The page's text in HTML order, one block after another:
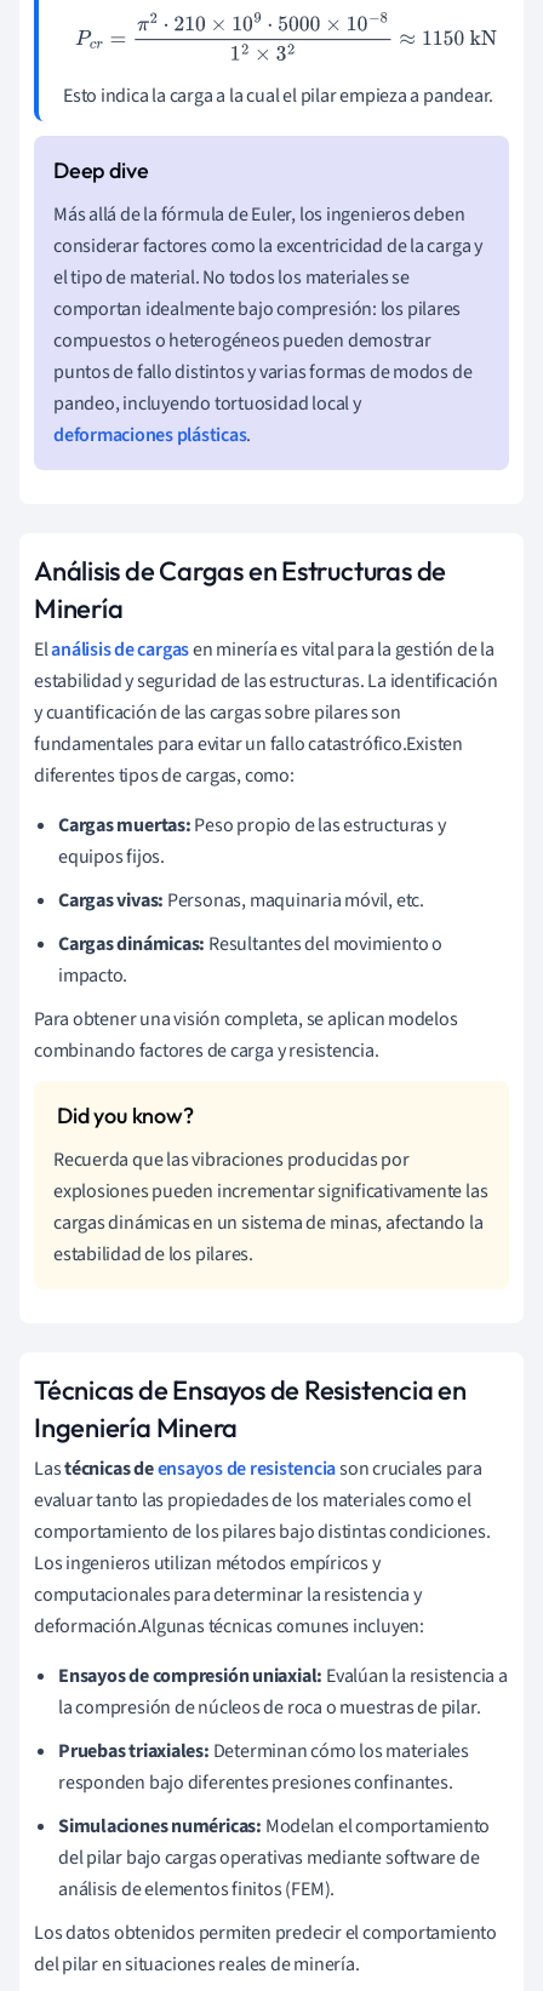
r=π 2 ⋅210 ×109⋅5000×10− 81 2×3 2≈ 1150kN
Esto indica la carga a la cual el pilar empieza a pandear.
Más allá de la fórmula de Euler, los ingenieros deben
considerar factores como la excentricidad de la carga y
el tipo de material. No todos los materiales se
comportan idealmente bajo compresión: los pilares
compuestos o heterogéneos pueden demostrar
puntos de fallo distintos y varias formas de modos de
pandeo, incluyendo tortuosidad local y
deformaciones plásticas.
Análisis de Cargas en Estructuras de
Minería
Elanálisis de cargasen minería es vital para la gestión de la
estabilidad y seguridad de las estructuras. La identificación
y cuantificación de las cargas sobre pilares son
fundamentales para evitar un fallo catastrófico.Existen
diferentes tipos de cargas, como:
Cargas muertas:Peso propio de las estructuras y
equipos fijos.
Cargas vivas: Personas, maquinaria móvil, etc.
Cargas dinámicas: Resultantes del movimiento o
impacto.
Para obtener una visión completa, se aplican modelos
combinando factores de carga y resistencia.
Recuerda que las vibraciones producidas por
explosiones pueden incrementar significativamente las
cargas dinámicas en un sistema de minas, afectando la
estabilidad de los pilares.
Técnicas de Ensayos de Resistencia en
Ingeniería Minera
Lastécnicas deensayos de resistenciason cruciales para
evaluar tanto las propiedades de los materiales como el
comportamiento de los pilares bajo distintas condiciones.
Los ingenieros utilizan métodos empíricos y
computacionales para determinar la resistencia y
deformación.Algunas técnicas comunes incluyen:
Ensayos de compresión uniaxial: Evalúan la resistencia a
la compresión de núcleos de roca o muestras de pilar.
Pruebas triaxiales: Determinan cómo los materiales
responden bajo diferentes presiones confinantes.
Simulaciones numéricas: Modelan el comportamiento
del pilar bajo cargas operativas mediante software de
análisis de elementos finitos (FEM).
Los datos obtenidos permiten predecir el comportamiento
del pilar en situaciones reales de minería.